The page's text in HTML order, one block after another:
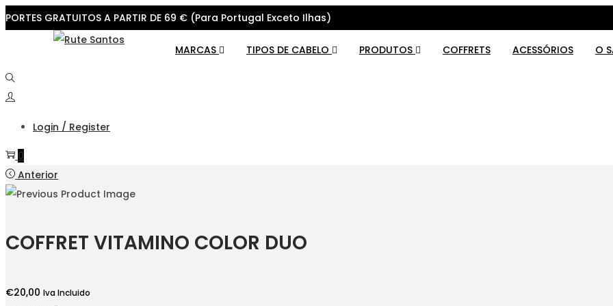
PORTES GRATUITOS A PARTIR DE 69 € (Para Portugal Exceto Ilhas)
navigation
content
MARCAS TIPOS DE CABELO PRODUTOS COFFRETS ACESSÓRIOS O
Login / Register
0
Anterior
COFFRET VITAMINO COLOR DUO
€20,00 Iva Incluido